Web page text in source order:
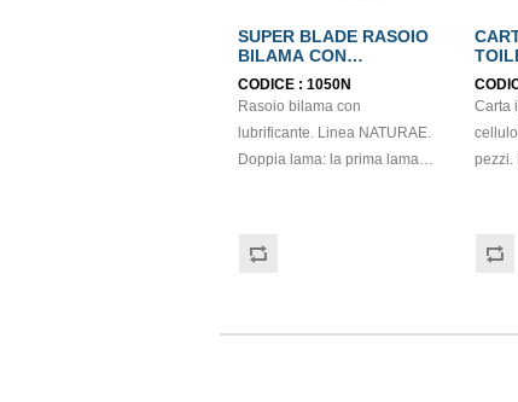
SUPER BLADE RASOIO
BILAMA CON
LUBRIFICANTE
CODICE : 1050N
Rasoio bilama con
lubrificante. Linea NATURAE.
Doppia lama: la prima lama
Adotta il nuovo metodo di
Carta
pezzi.